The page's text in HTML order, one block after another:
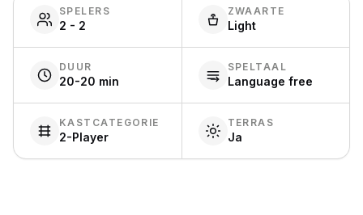
SPELERS
2 - 2
ZWAARTE
Light
DUUR
20-20 min
SPELTAAL
Language free
KASTCATEGORIE
2-Player
TERRAS
Ja